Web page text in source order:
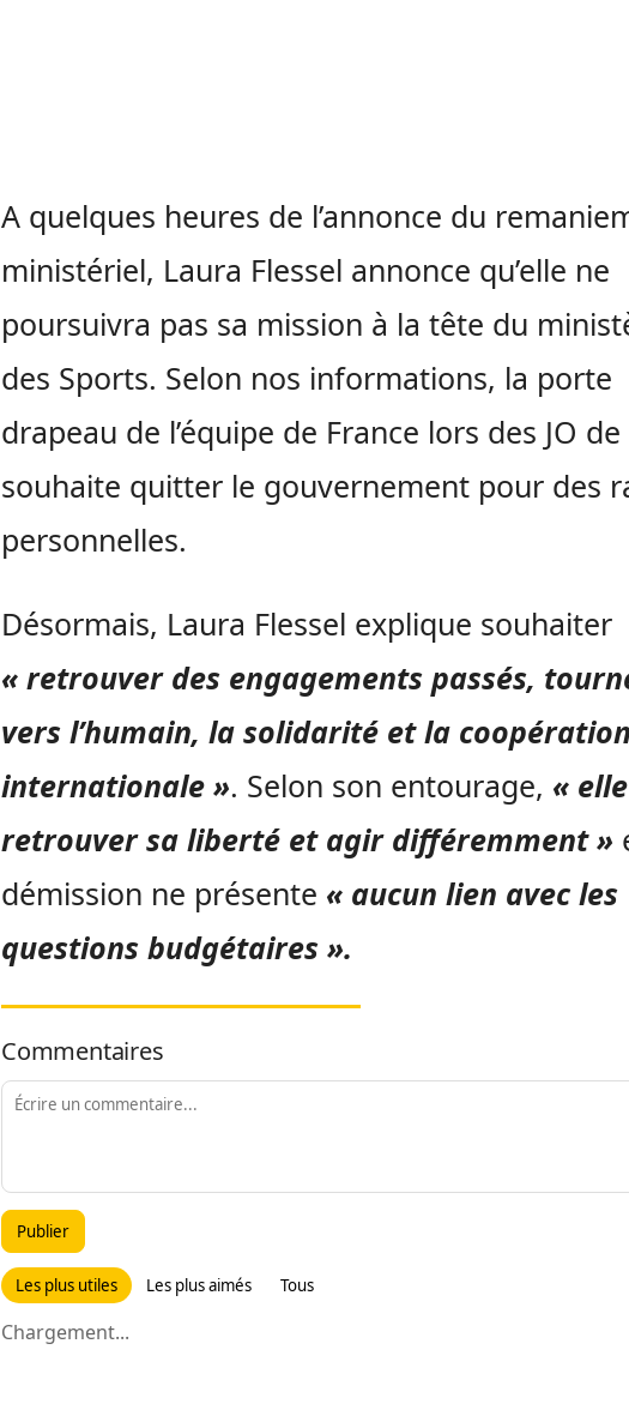
A quelques heures de l’annonce du
ministériel, Laura Flessel annonce qu’elle ne
poursuivra pas sa mission à la tête du
des Sports. Selon nos informations, la porte
drapeau de l’équipe de France lors des JO
souhaite quitter le gouvernement pour des
personnelles.
Désormais, Laura Flessel explique souhaiter
« retrouver des engagements passés,
vers l’humain, la solidarité et la
internationale ». Selon son entourage, «
retrouver sa liberté et agir différemment »
démission ne présente « aucun lien avec les
questions budgétaires ».
Commentaires
Publier
Les plus utiles Les plus aimés Tous
Chargement...